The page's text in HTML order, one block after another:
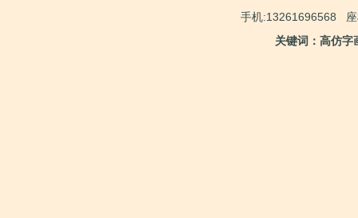
手机:13261696568
关键词：高仿字